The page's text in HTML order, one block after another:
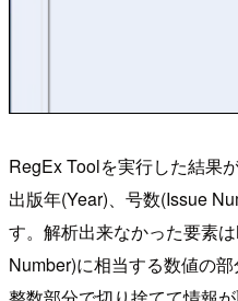
RegEx Toolを実行した結果
出版年(Year)、号数(Issue
す。解析出来なかった要素
Number)に相当する数値の部